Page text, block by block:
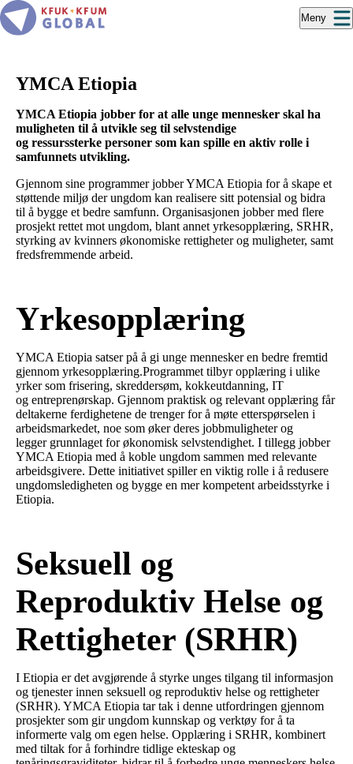
Hopp
til
hovedinnhold
Meny
YMCA Etiopia
YMCA Etiopia jobber for at alle unge mennesker skal ha
muligheten til å utvikle seg til selvstendige
og ressurssterke personer som kan spille en aktiv rolle i
samfunnets utvikling.
Gjennom sine programmer jobber YMCA Etiopia for å skape et
støttende miljø der ungdom kan realisere sitt potensial og bidra
til å bygge et bedre samfunn. Organisasjonen jobber med flere
prosjekt rettet mot ungdom, blant annet yrkesopplæring, SRHR,
styrking av kvinners økonomiske rettigheter og muligheter, samt
fredsfremmende arbeid.
Yrkesopplæring
YMCA Etiopia satser på å gi unge mennesker en bedre fremtid
gjennom yrkesopplæring.Programmet tilbyr opplæring i ulike
yrker som frisering, skreddersøm, kokkeutdanning, IT
og entreprenørskap. Gjennom praktisk og relevant opplæring får
deltakerne ferdighetene de trenger for å møte etterspørselen i
arbeidsmarkedet, noe som øker deres jobbmuligheter og
legger grunnlaget for økonomisk selvstendighet. I tillegg jobber
YMCA Etiopia med å koble ungdom sammen med relevante
arbeidsgivere. Dette initiativet spiller en viktig rolle i å redusere
ungdomsledigheten og bygge en mer kompetent arbeidsstyrke i
Etiopia.
Seksuell og
Reproduktiv Helse og
Rettigheter (SRHR)
I Etiopia er det avgjørende å styrke unges tilgang til informasjon
og tjenester innen seksuell og reproduktiv helse og rettigheter
(SRHR). YMCA Etiopia tar tak i denne utfordringen gjennom
prosjekter som gir ungdom kunnskap og verktøy for å ta
informerte valg om egen helse. Opplæring i SRHR, kombinert
med tiltak for å forhindre tidlige ekteskap og